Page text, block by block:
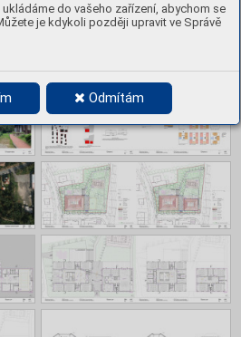
do vašeho zařízení, abychom se
je kdykoli později upravit ve Správě
Odmítám